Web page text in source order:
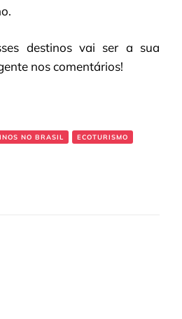
destinos vai ser a sua
nos comentários!
NO BRASIL ECOTURISMO